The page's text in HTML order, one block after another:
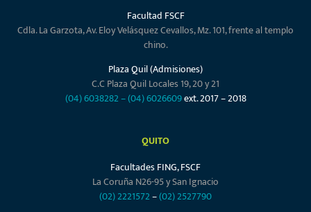
Facultad FSCF
Cdla. La Garzota, Av. Eloy Velásquez Cevallos, Mz. 101, frente al templo
chino.
Plaza Quil (Admisiones)
C.C Plaza Quil Locales 19, 20 y 21
(04) 6038282–(04) 6026609ext. 2017 – 2018
QUITO
Facultades FING, FSCF
La Coruña N26-95 y San Ignacio
(02) 2221572–(02) 2527790